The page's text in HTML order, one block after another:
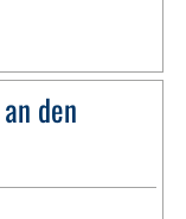
den